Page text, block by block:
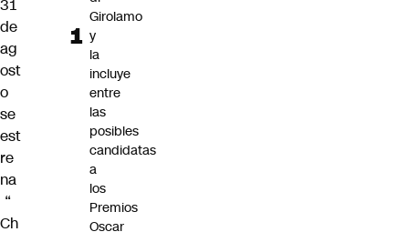
31
de
ag
ost
o
se
est
re
na
“
Ch
Girolamo
y
la
incluye
entre
las
posibles
candidatas
a
los
Premios
Oscar